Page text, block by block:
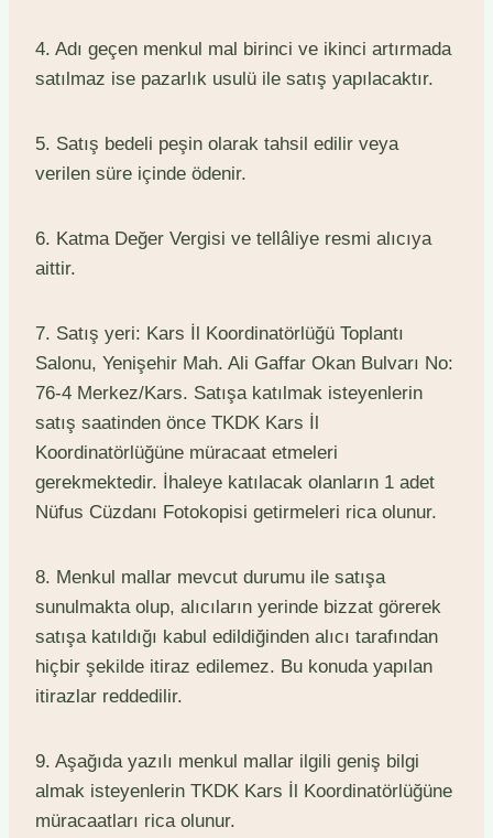
4. Adı geçen menkul mal birinci ve ikinci artırmada
satılmaz ise pazarlık usulü ile satış yapılacaktır.
5. Satış bedeli peşin olarak tahsil edilir veya
verilen süre içinde ödenir.
6. Katma Değer Vergisi ve tellâliye resmi alıcıya
aittir.
7. Satış yeri: Kars İl Koordinatörlüğü Toplantı
Salonu, Yenişehir Mah. Ali Gaffar Okan Bulvarı No:
76-4 Merkez/Kars. Satışa katılmak isteyenlerin
satış saatinden önce TKDK Kars İl
Koordinatörlüğüne müracaat etmeleri
gerekmektedir. İhaleye katılacak olanların 1 adet
Nüfus Cüzdanı Fotokopisi getirmeleri rica olunur.
8. Menkul mallar mevcut durumu ile satışa
sunulmakta olup, alıcıların yerinde bizzat görerek
satışa katıldığı kabul edildiğinden alıcı tarafından
hiçbir şekilde itiraz edilemez. Bu konuda yapılan
itirazlar reddedilir.
9. Aşağıda yazılı menkul mallar ilgili geniş bilgi
almak isteyenlerin TKDK Kars İl Koordinatörlüğüne
müracaatları rica olunur.